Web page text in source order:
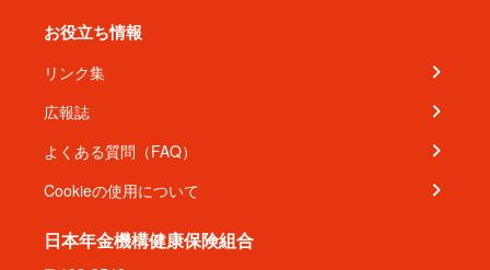
お役立ち情報
リンク集
広報誌
よくある質問（FAQ）
Cookieの使用について
日本年金機構健康保険組合